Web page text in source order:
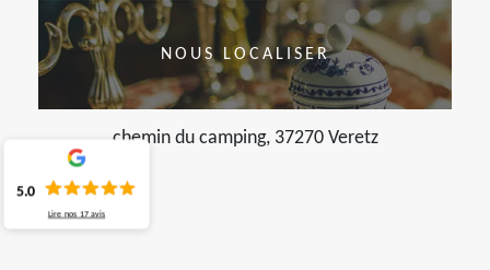
NOUS LOCALISER
chemin du camping, 37270 Veretz
5.0
Lire nos 17 avis